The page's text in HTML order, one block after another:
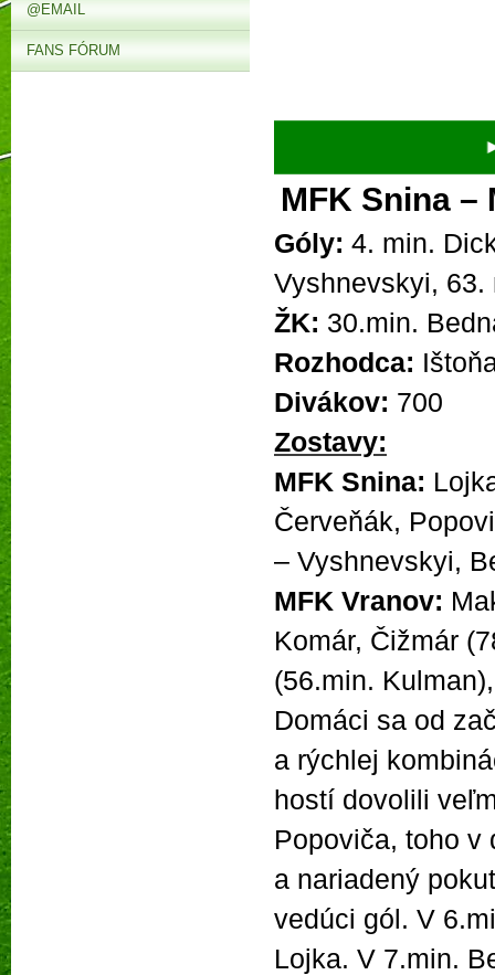
► V
MFK Snina
Góly: 4. min.
Vyshnevskyi, 63.
ŽK: 30.min.
Rozhodca:
Divákov: 700
Zostavy:
MFK Snina:
Červeňák,
– Vyshnevskyi,
MFK Vranov:
Komár, Čižmár
(56.min.
Domáci sa od
a rýchlej
hostí dovolili
Popoviča, toho v
a nariadený
vedúci gól. V
Lojka. V 7.min.
@EMAIL
FANS FÓRUM